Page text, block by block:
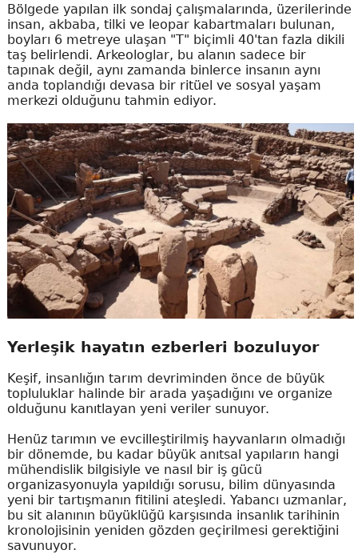
Bölgede yapılan ilk sondaj çalışmalarında, üzerilerinde
insan, akbaba, tilki ve leopar kabartmaları bulunan,
boyları 6 metreye ulaşan "T" biçimli 40'tan fazla dikili
taş belirlendi. Arkeologlar, bu alanın sadece bir
tapınak değil, aynı zamanda binlerce insanın aynı
anda toplandığı devasa bir ritüel ve sosyal yaşam
merkezi olduğunu tahmin ediyor.
Yerleşik hayatın ezberleri bozuluyor
Keşif, insanlığın tarım devriminden önce de büyük
topluluklar halinde bir arada yaşadığını ve organize
olduğunu kanıtlayan yeni veriler sunuyor.
Henüz tarımın ve evcilleştirilmiş hayvanların olmadığı
bir dönemde, bu kadar büyük anıtsal yapıların hangi
mühendislik bilgisiyle ve nasıl bir iş gücü
organizasyonuyla yapıldığı sorusu, bilim dünyasında
yeni bir tartışmanın fitilini ateşledi. Yabancı uzmanlar,
bu sit alanının büyüklüğü karşısında insanlık tarihinin
kronolojisinin yeniden gözden geçirilmesi gerektiğini
savunuyor.